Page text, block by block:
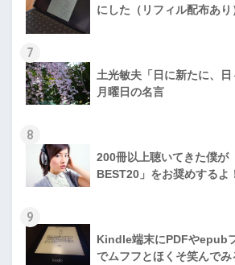
にした（リフィル配布あり
7
土光敏夫「日に新たに、
月曜日の名言
8
200冊以上聴いてきた僕が
BEST20」をお奨めするよ
9
Kindle端末にPDFやepub
でムフフとほくそ笑んでみ